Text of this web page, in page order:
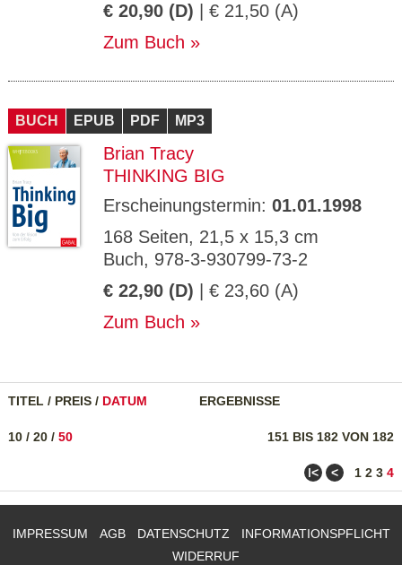
€ 20,90 (D) | € 21,50 (A)
Zum Buch
BUCH EPUB PDF MP3
Brian Tracy
THINKING BIG
Erscheinungstermin: 01.01.1998
168 Seiten, 21,5 x 15,3 cm
Buch, 978-3-930799-73-2
€ 22,90 (D) | € 23,60 (A)
Zum Buch
TITEL / PREIS / DATUM ERGEBNISSE
151 BIS 182 VON 182
10 / 20 / 50
ǀ< < 1 2 3 4
IMPRESSUM AGB DATENSCHUTZ
INFORMATIONSPFLICHT
WIDERRUF